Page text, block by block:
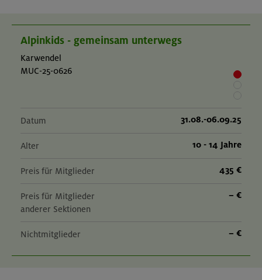
Alpinkids - gemeinsam unterwegs
Karwendel
MUC-25-0626
Datum 31.08.-06.09.25
Alter 10 - 14 Jahre
Preis für Mitglieder 435 €
Preis für Mitglieder
anderer Sektionen
– €
Nichtmitglieder – €